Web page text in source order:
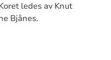
ledes av Knut
Bjånes.